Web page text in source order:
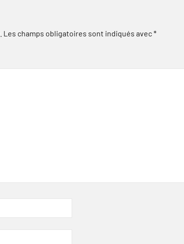
Les champs obligatoires sont indiqués avec*